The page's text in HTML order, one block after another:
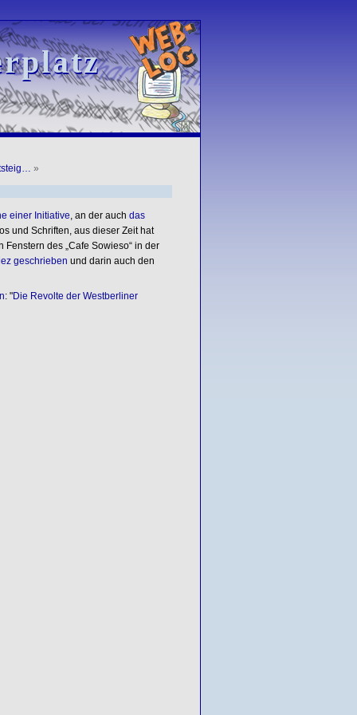
»
einer Initiative , an der auch das
und Schriften, aus dieser Zeit hat
des „Cafe Sowieso“ in der
geschrieben und darin auch den
: "Die Revolte der Westberliner